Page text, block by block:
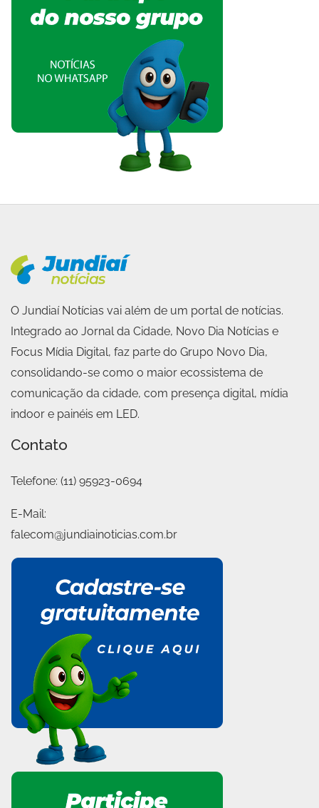
O Jundiaí Notícias vai além de um portal de notícias.
Integrado ao Jornal da Cidade, Novo Dia Notícias e
Focus Mídia Digital, faz parte do Grupo Novo Dia,
consolidando-se como o maior ecossistema de
comunicação da cidade, com presença digital, mídia
indoor e painéis em LED.
Contato
Telefone: (11) 95923-0694
E-Mail:
falecom@jundiainoticias.com.br